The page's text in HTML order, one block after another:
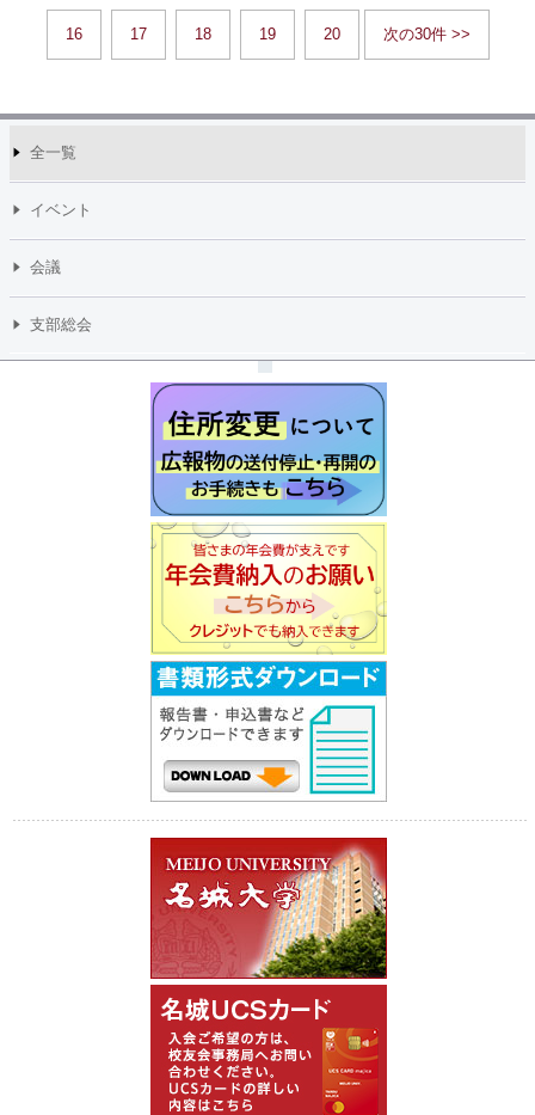
16 17 18 19 20 次の30件 >>
全一覧
イベント
会議
支部総会